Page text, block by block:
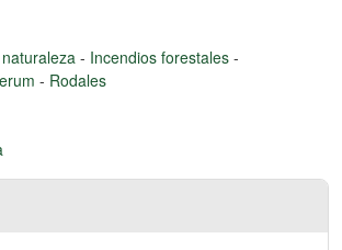
- Incendios forestales -
- Rodales